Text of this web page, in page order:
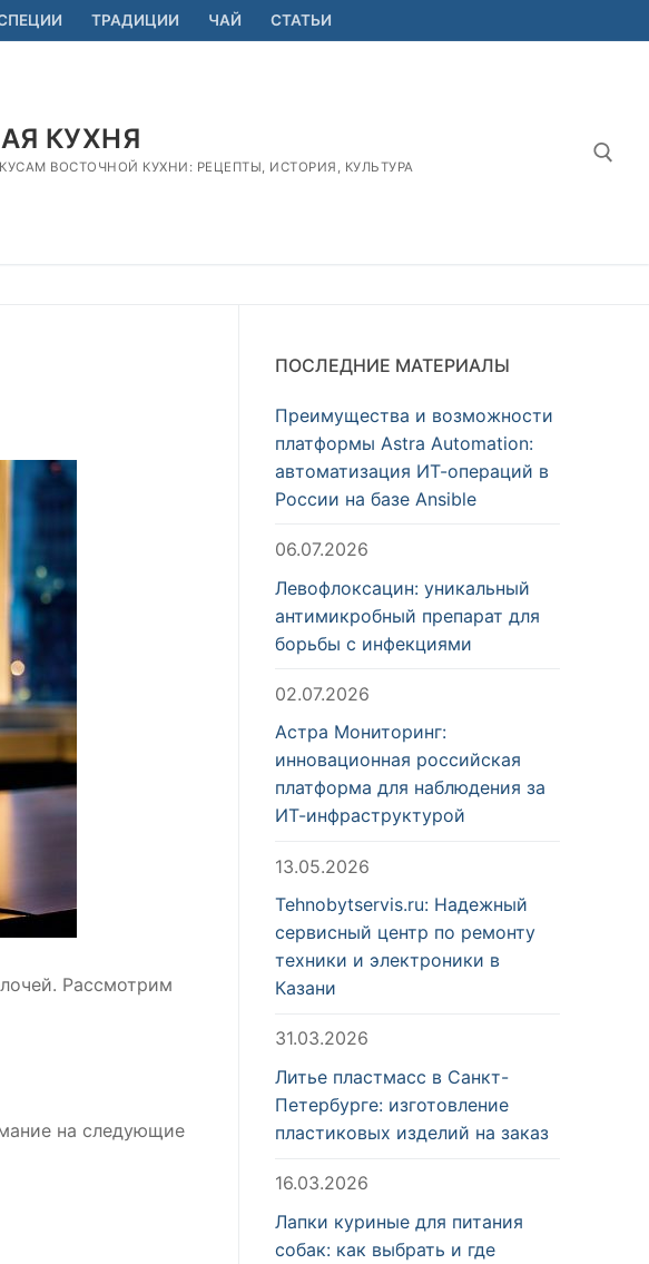
ТРАДИЦИИ ЧАЙ СТАТЬИ
КУХНЯ
ВОСТОЧНОЙ КУХНИ: РЕЦЕПТЫ, ИСТОРИЯ, КУЛЬТУРА
Рассмотрим
на следующие
ПОСЛЕДНИЕ МАТЕРИАЛЫ
Преимущества и возможности
платформы Astra Automation:
автоматизация ИТ-операций в
России на базе Ansible
06.07.2026
Левофлоксацин: уникальный
антимикробный препарат для
борьбы с инфекциями
02.07.2026
Астра Мониторинг:
инновационная российская
платформа для наблюдения за
ИТ-инфраструктурой
13.05.2026
Tehnobytservis.ru: Надежный
сервисный центр по ремонту
техники и электроники в
Казани
31.03.2026
Литье пластмасс в Санкт-
Петербурге: изготовление
пластиковых изделий на заказ
16.03.2026
Лапки куриные для питания
собак: как выбрать и где